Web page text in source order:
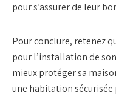
pour s’assurer de leur
Pour conclure, retenez
pour l’installation de
mieux protéger sa
une habitation sécurisée